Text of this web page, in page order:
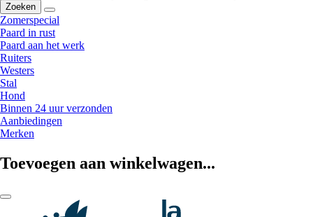
Zoeken
Zomerspecial
Paard in rust
Paard aan het werk
Ruiters
Westers
Stal
Hond
Binnen 24 uur verzonden
Aanbiedingen
Merken
Toevoegen aan winkelwagen...